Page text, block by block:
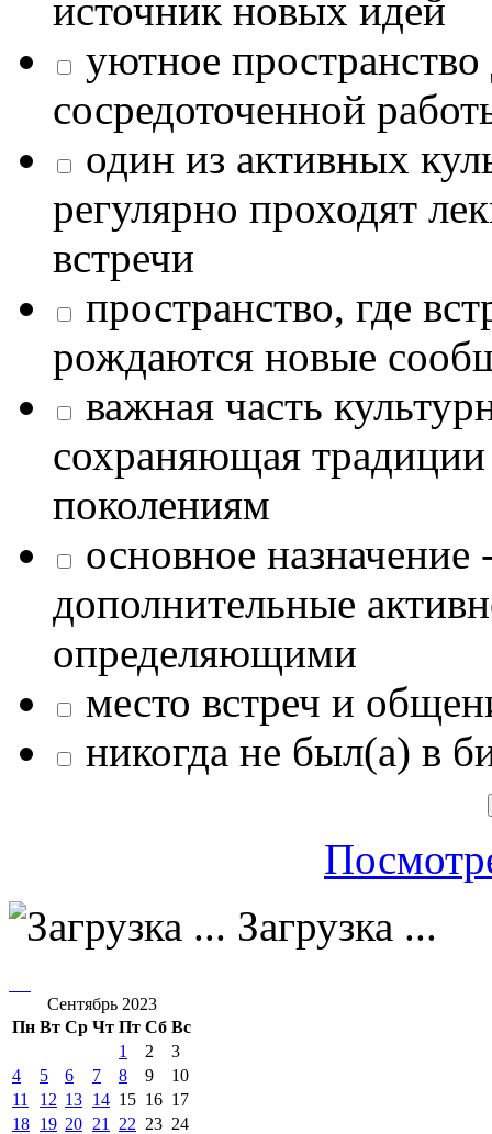
источник новых идей
уютное
сосредоточенной
один из активных
регулярно проходят
встречи
пространство, где
рождаются новые
важная часть
сохраняющая
поколениям
основное назначение
дополнительные
определяющими
место встреч и
никогда не был(а) в
Загрузка ...
Сентябрь 2023
Пн Вт Ср Чт Пт Сб Вс
1 2
3
4
5 6 7 8 9
10
11
12 13 14 15 16 17
18 19 20 21 22 23 24